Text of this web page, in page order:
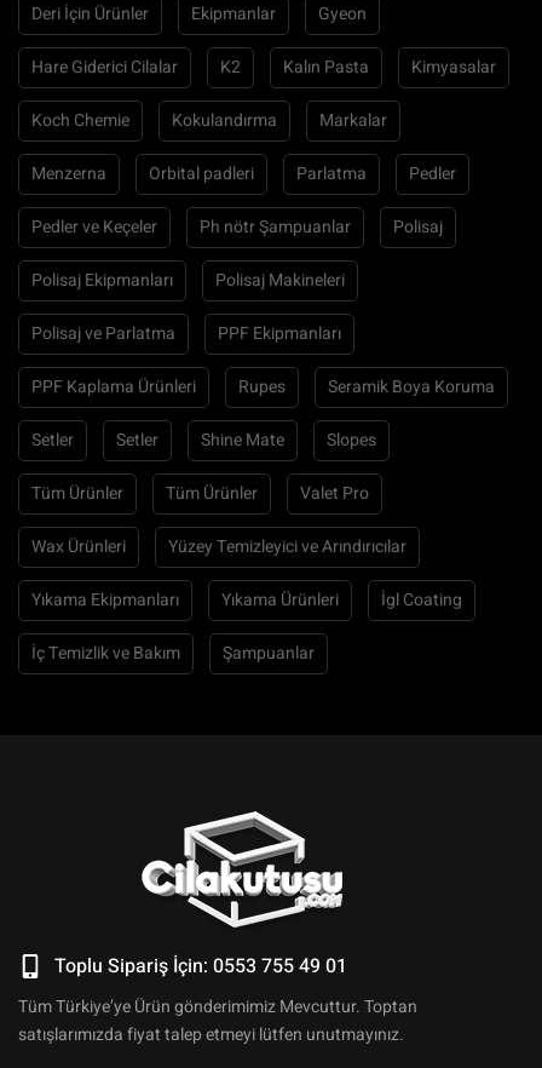
Deri İçin Ürünler Ekipmanlar Gyeon
Hare Giderici Cilalar K2 Kalın Pasta Kimyasalar
Koch Chemie Kokulandırma Markalar
Menzerna Orbital padleri Parlatma Pedler
Pedler ve Keçeler Ph nötr Şampuanlar Polisaj
Polisaj Ekipmanları Polisaj Makineleri
Polisaj ve Parlatma PPF Ekipmanları
PPF Kaplama Ürünleri Rupes Seramik Boya Koruma
Setler Setler Shine Mate Slopes
Tüm Ürünler Tüm Ürünler Valet Pro
Wax Ürünleri Yüzey Temizleyici ve Arındırıcılar
Yıkama Ekipmanları Yıkama Ürünleri İgl Coating
İç Temizlik ve Bakım Şampuanlar
Toplu Sipariş İçin: 0553 755 49 01
Tüm Türkiye’ye Ürün gönderimimiz Mevcuttur. Toptan
satışlarımızda fiyat talep etmeyi lütfen unutmayınız.